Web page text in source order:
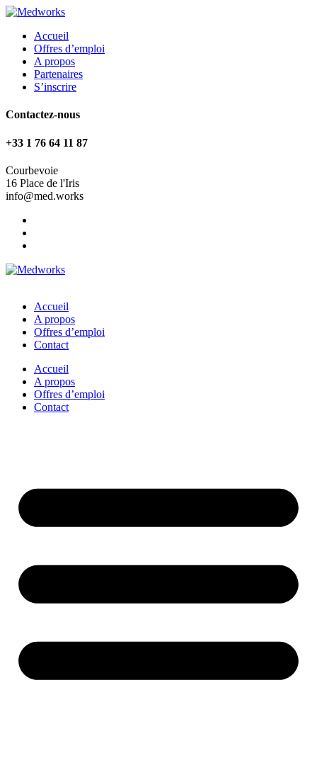
Accueil
Offres d’emploi
A propos
Partenaires
S’inscrire
Contactez-nous
+33 1 76 64 11 87
Courbevoie
16 Place de l'Iris
info@med.works
Accueil
A propos
Offres d’emploi
Contact
Accueil
A propos
Offres d’emploi
Contact